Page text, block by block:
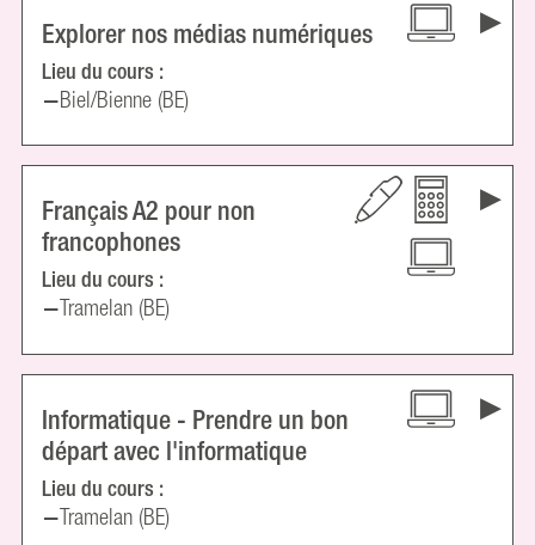
Explorer nos médias numériques
Lieu du cours :
Biel/Bienne (BE)
Français A2 pour non
francophones
Lieu du cours :
Tramelan (BE)
Informatique - Prendre un bon
départ avec l'informatique
Lieu du cours :
Tramelan (BE)